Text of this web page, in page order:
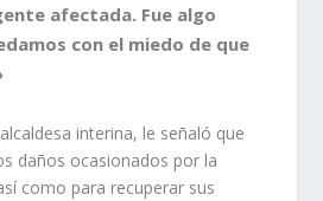
afectada. Fue algo
con el miedo de que
interina, le señaló que
daños ocasionados por la
como para recuperar sus